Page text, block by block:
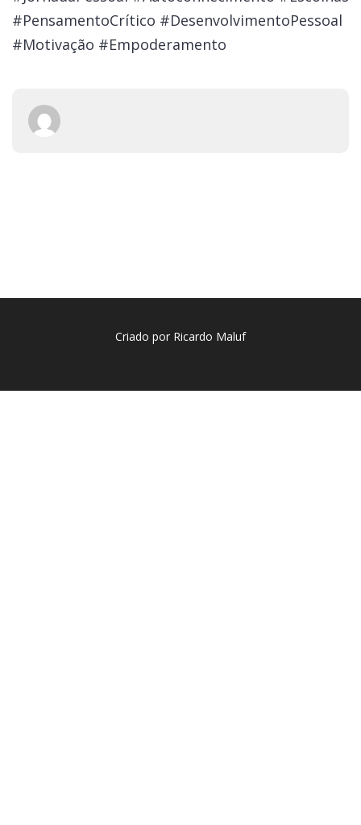
#PensamentoCrítico #DesenvolvimentoPessoal
#Motivação #Empoderamento
Criado por Ricardo Maluf